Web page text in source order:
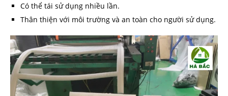
Có thể tái sử dụng nhiều lần.
Thân thiện với môi trường và an toàn cho người sử dụng.